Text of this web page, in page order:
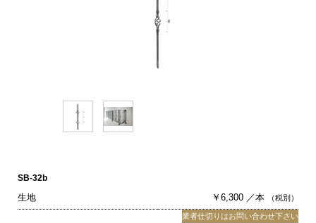
SB-32b
生地 ￥6,300 ／本 （税別）
業者仕切りはお問い合わせ下さい